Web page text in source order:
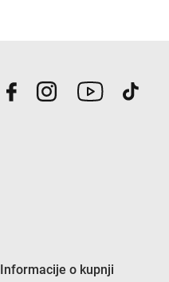
Informacije o kupnji